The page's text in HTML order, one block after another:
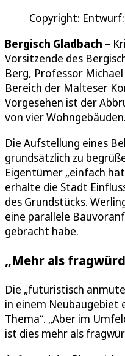
Copyright:
Bergisch Gladbach –
Vorsitzende des
Berg, Professor
Bereich der Malteser
Vorgesehen ist der
von vier Wohngebäuden.
Die Aufstellung eines
grundsätzlich zu
Eigentümer „einfach
erhalte die Stadt
des Grundstücks.
eine parallele
gebracht habe.
„Mehr als
Die „futuristisch
in einem Neubaugebiet
Thema“. „Aber im
ist dies mehr als